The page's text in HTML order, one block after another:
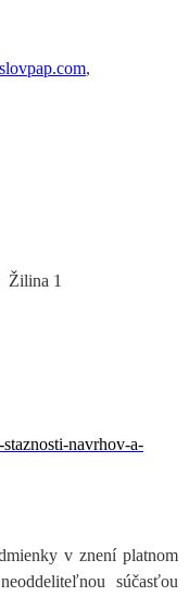
,
Žilina 1
navrhov-a-
v znení platnom
súčasťou